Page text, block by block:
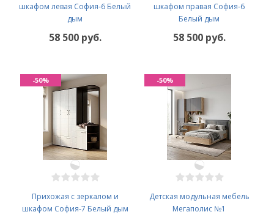
шкафом левая София-6 Белый
дым
58 500 руб.
шкафом правая София-6
Белый дым
58 500 руб.
Прихожая с зеркалом и
шкафом София-7 Белый дым
-50%
Детская модульная мебель
Мегаполис №1
-50%